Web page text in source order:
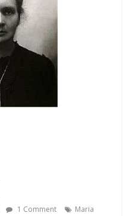
1 Comment
Maria